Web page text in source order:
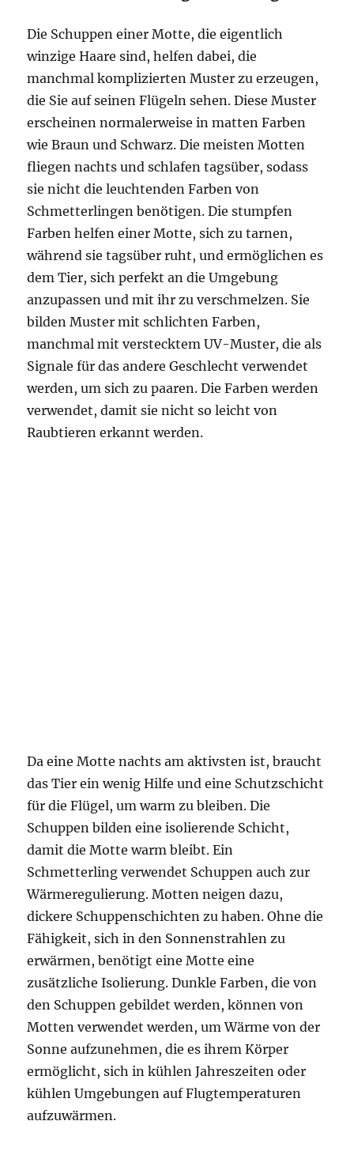
Die Schuppen einer Motte, die eigentlich
winzige Haare sind, helfen dabei, die
manchmal komplizierten Muster zu erzeugen,
die Sie auf seinen Flügeln sehen. Diese Muster
erscheinen normalerweise in matten Farben
wie Braun und Schwarz. Die meisten Motten
fliegen nachts und schlafen tagsüber, sodass
sie nicht die leuchtenden Farben von
Schmetterlingen benötigen. Die stumpfen
Farben helfen einer Motte, sich zu tarnen,
während sie tagsüber ruht, und ermöglichen es
dem Tier, sich perfekt an die Umgebung
anzupassen und mit ihr zu verschmelzen. Sie
bilden Muster mit schlichten Farben,
manchmal mit verstecktem UV-Muster, die als
Signale für das andere Geschlecht verwendet
werden, um sich zu paaren. Die Farben werden
verwendet, damit sie nicht so leicht von
Raubtieren erkannt werden.
Da eine Motte nachts am aktivsten ist, braucht
das Tier ein wenig Hilfe und eine Schutzschicht
für die Flügel, um warm zu bleiben. Die
Schuppen bilden eine isolierende Schicht,
damit die Motte warm bleibt. Ein
Schmetterling verwendet Schuppen auch zur
Wärmeregulierung. Motten neigen dazu,
dickere Schuppenschichten zu haben. Ohne die
Fähigkeit, sich in den Sonnenstrahlen zu
erwärmen, benötigt eine Motte eine
zusätzliche Isolierung. Dunkle Farben, die von
den Schuppen gebildet werden, können von
Motten verwendet werden, um Wärme von der
Sonne aufzunehmen, die es ihrem Körper
ermöglicht, sich in kühlen Jahreszeiten oder
kühlen Umgebungen auf Flugtemperaturen
aufzuwärmen.